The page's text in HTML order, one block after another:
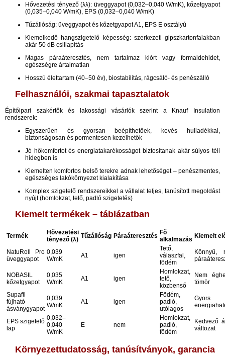
Hővezetési tényező (λλ): üveggyapot (0,032–0,040 W/mK), kőzetgyapot
(0,035–0,040 W/mK), EPS (0,032–0,040 W/mK)​
Tűzállóság: üveggyapot és kőzetgyapot A1, EPS E osztályú
Kiemelkedő hangszigetelő képesség: szerkezeti gipszkartonfalakban
akár 50 dB csillapítás​
Magas páraáteresztés, nem tartalmaz klórt vagy formaldehidet,
egészségre ártalmatlan​
Hosszú élettartam (40–50 év), biostabilitás, rágcsáló- és penészálló​
Felhasználói, szakmai tapasztalatok
Építőipari szakértők és lakossági vásárlók szerint a Knauf Insulation
rendszerek:
Egyszerűen és gyorsan beépíthetőek, kevés hulladékkal,
biztonságosan és pormentesen kezelhetők​
Jó hőkomfortot és energiatakarékosságot biztosítanak akár súlyos téli
hidegben is​
Kiemelten komfortos belső terekre adnak lehetőséget – penészmentes,
egészséges lakókörnyezet kialakítása​
Komplex szigetelő rendszereikkel a vállalat teljes, tanúsított megoldást
nyújt (homlokzat, tető, padló szigetelés)
Kiemelt termékek – táblázatban
Termék
Hővezetési
tényező (λ) Tűzállóság Páraáteresztés Fő
alkalmazás Kiemelt
NatuRoll Pro
üveggyapot
0,039
W/mK
A1 igen
Tető,
válaszfal,
födém
Könnyű,
NOBASIL
kőzetgyapot
0,035
W/mK
A1 igen
Homlokzat,
tető,
közbenső
Nem
tömör​
Supafil
fújható
ásványgyapot
0,039
W/mK
A1 igen
Födém,
padló,
utólagos
Gyors
EPS szigetelő
lap
0,032–
0,040
W/mK
E nem
Homlokzat,
padló,
födém
Kedvező
változat​
Környezettudatosság, tanúsítványok, garancia